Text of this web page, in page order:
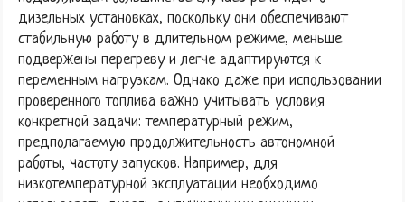
дизельных установках, поскольку они обеспечивают
стабильную работу в длительном режиме, меньше
подвержены перегреву и легче адаптируются к
переменным нагрузкам. Однако даже при использовании
проверенного топлива важно учитывать условия
конкретной задачи: температурный режим,
предполагаемую продолжительность автономной
работы, частоту запусков. Например, для
низкотемпературной эксплуатации необходимо